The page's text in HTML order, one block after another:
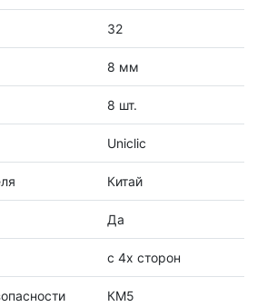
32
8 мм
8 шт.
Uniclic
Китай
Да
с 4х сторон
КМ5